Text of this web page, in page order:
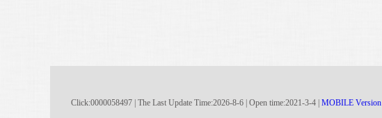
Click:0000058497 The Last Update Time:2026-8-6 | Open time:2021-3-4 MOBILE Version